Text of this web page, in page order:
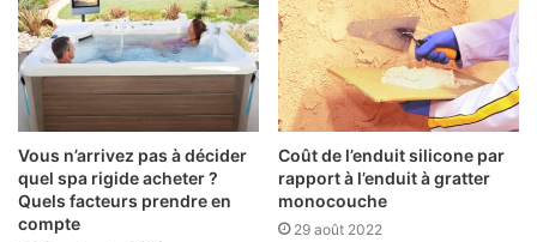
Vous n’arrivez pas à décider
quel spa rigide acheter ?
Quels facteurs prendre en
compte
Coût de l’enduit silicone par
rapport à l’enduit à gratter
monocouche
29 août 2022